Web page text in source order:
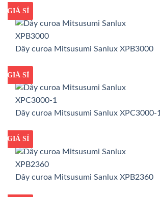
GIÁ TỐT
GIÁ SỈ
Dây curoa Mitsusumi Sanlux XPB3000
GIÁ TỐT
GIÁ SỈ
Dây curoa Mitsusumi Sanlux XPC3000-1
GIÁ TỐT
GIÁ SỈ
Dây curoa Mitsusumi Sanlux XPB2360